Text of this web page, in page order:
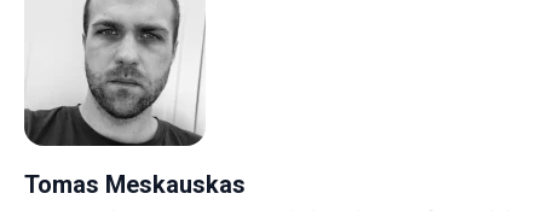
Tomas Meskauskas